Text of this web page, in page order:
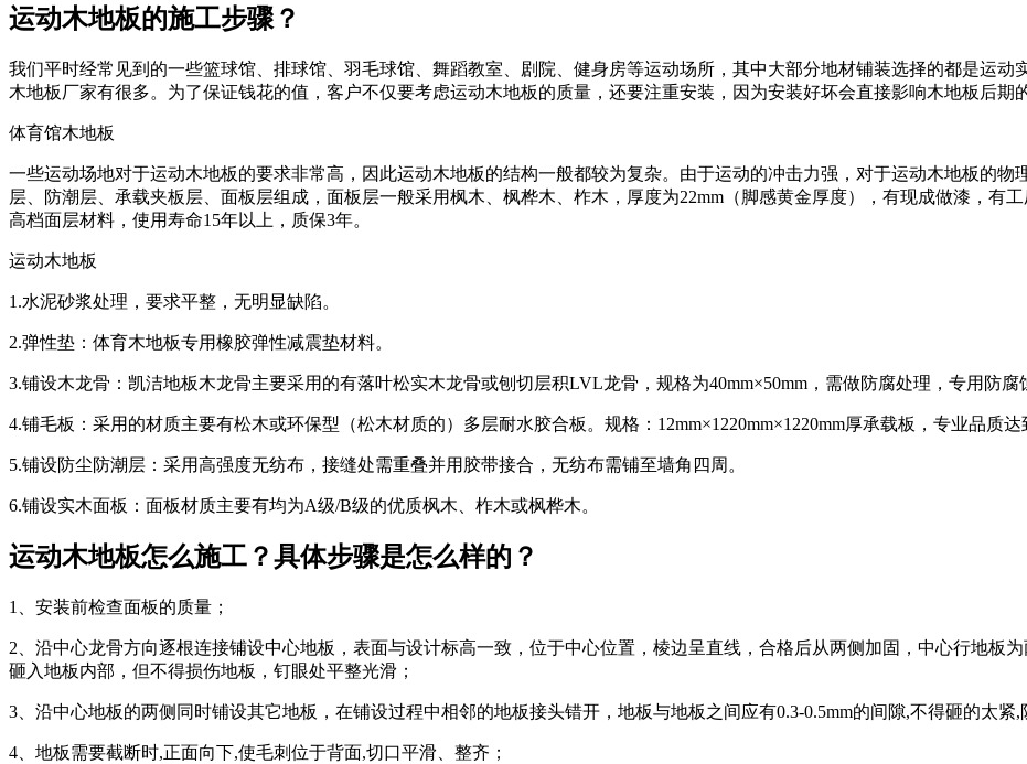
运动木地板的施工步骤？
我们平时经常见到的一些篮球馆、排球馆、羽毛球馆、舞蹈教室、剧院、健身房等运动场所，其中大部分地材铺装选择的都是运
木地板厂家有很多。为了保证钱花的值，客户不仅要考虑运动木地板的质量，还要注重安装，因为安装好坏会直接影响木地板后期
体育馆木地板
一些运动场地对于运动木地板的要求非常高，因此运动木地板的结构一般都较为复杂。由于运动的冲击力强，对于运动木地板的
层、防潮层、承载夹板层、面板层组成，面板层一般采用枫木、枫桦木、柞木，厚度为22mm（脚感黄金厚度），有现成做漆，有
高档面层材料，使用寿命15年以上，质保3年。
运动木地板
1.水泥砂浆处理，要求平整，无明显缺陷。
2.弹性垫：体育木地板专用橡胶弹性减震垫材料。
3.铺设木龙骨：凯洁地板木龙骨主要采用的有落叶松实木龙骨或刨切层积LVL龙骨，规格为40mm×50mm，需做防腐处理，专用防腐
4.铺毛板：采用的材质主要有松木或环保型（松木材质的）多层耐水胶合板。规格：12mm×1220mm×1220mm厚承载板，专业品质
5.铺设防尘防潮层：采用高强度无纺布，接缝处需重叠并用胶带接合，无纺布需铺至墙角四周。
6.铺设实木面板：面板材质主要有均为A级/B级的优质枫木、柞木或枫桦木。
运动木地板怎么施工？具体步骤是怎么样的？
1、安装前检查面板的质量；
2、沿中心龙骨方向逐根连接铺设中心地板，表面与设计标高一致，位于中心位置，棱边呈直线，合格后从两侧加固，中心行地板
砸入地板内部，但不得损伤地板，钉眼处平整光滑；
3、沿中心地板的两侧同时铺设其它地板，在铺设过程中相邻的地板接头错开，地板与地板之间应有0.3-0.5mm的间隙,不得砸的太紧,
4、地板需要截断时,正面向下,使毛刺位于背面,切口平滑、整齐；